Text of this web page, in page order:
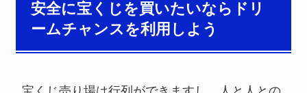
安全に宝くじを買いたいならドリ
ームチャンスを利用しよう